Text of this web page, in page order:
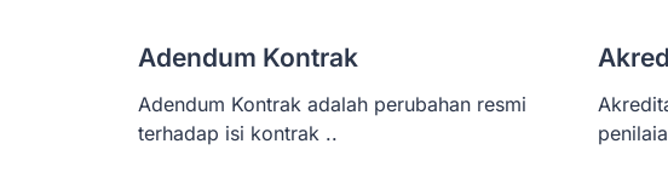
Adendum Kontrak
Adendum Kontrak adalah perubahan resmi
terhadap isi kontrak ..